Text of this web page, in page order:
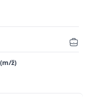
ž)